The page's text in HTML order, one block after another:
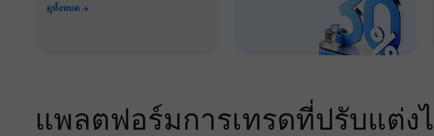
ดูทั้งหมด
แพลตฟอร์มการเทรดที่ปรับแต่ง